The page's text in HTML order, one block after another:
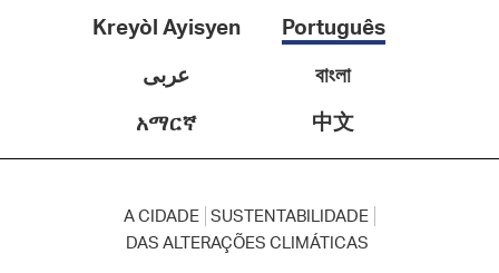
Kreyòl Ayisyen
Português
عربى
বাংলা
አማርኛ
中文
A CIDADE SUSTENTABILIDADE
DAS ALTERAÇÕES CLIMÁTICAS